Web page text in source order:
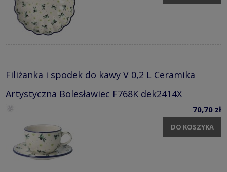
Filiżanka i spodek do kawy V 0,2 L Ceramika
Artystyczna Bolesławiec F768K dek2414X
70,70 zł
DO KOSZYKA